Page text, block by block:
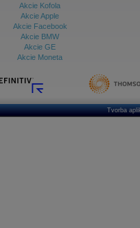
Akcie Kofola
Akcie Apple
Akcie Facebook
Akcie BMW
Akcie GE
Akcie Moneta
Tvorba